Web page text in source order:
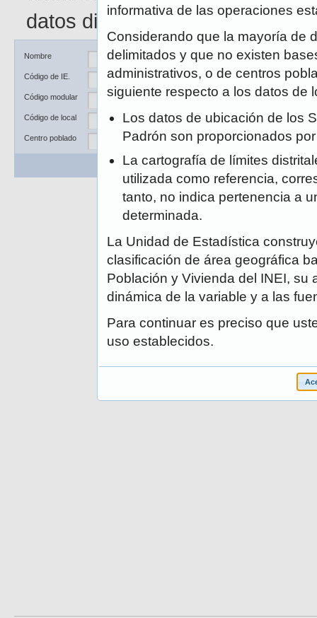
datos disponibles.
Nombre
Código de IE.
Código modular
Código de local
Centro poblado
Ubicación DRE / UGEL
Departamento
Distrito
Buscar Limpiar
informativa de las operaciones
Considerando que la mayoría de
delimitados y que no existen
administrativos, o de centros
siguiente respecto a los datos de
Los datos de ubicación de los
Padrón son proporcionados
La cartografía de límites
utilizada como referencia,
tanto, no indica pertenencia a
determinada.
La Unidad de Estadística
clasificación de área geográfica
Población y Vivienda del INEI, su
dinámica de la variable y a las
Para continuar es preciso que
uso establecidos.